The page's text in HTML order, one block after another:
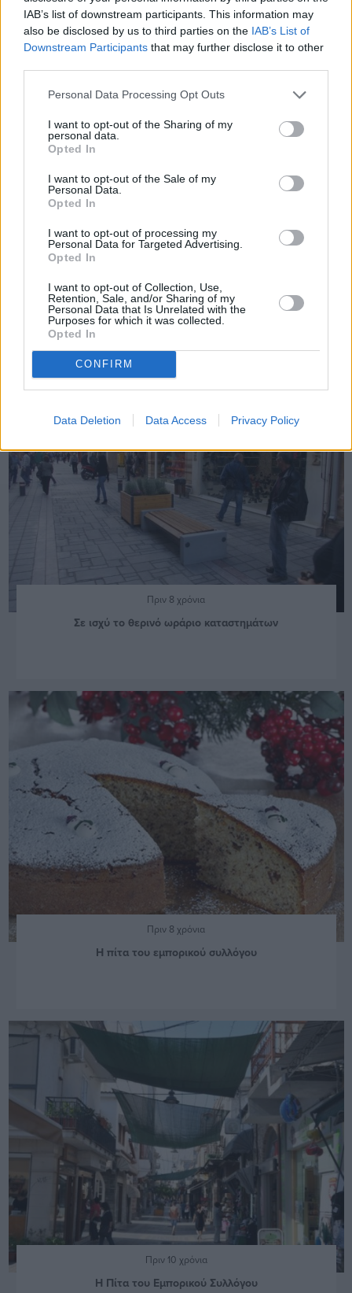
IAB’s list of downstream participants. This information may
also be disclosed by us to third parties on the IAB’s List of
Downstream Participants that may further disclose it to other
Personal Data Processing Opt Outs
I want to opt-out of the Sharing of my
personal data.
Opted In
I want to opt-out of the Sale of my
Personal Data.
Opted In
I want to opt-out of processing my
Personal Data for Targeted Advertising.
Opted In
I want to opt-out of Collection, Use,
Retention, Sale, and/or Sharing of my
Personal Data that Is Unrelated with the
Purposes for which it was collected.
Opted In
CONFIRM
Data Deletion Data Access Privacy Policy
Κλειστά τα μαγαζιά την Κυριακή
Πριν 8 χρόνια
Σε ισχύ το θερινό ωράριο καταστημάτων
Πριν 8 χρόνια
Η πίτα του εμπορικού συλλόγου
Πριν 10 χρόνια
Η Πίτα του Εμπορικού Συλλόγου